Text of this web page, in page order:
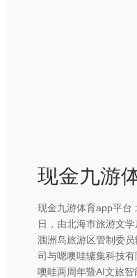
现金九游体育app平台
日，由北海市旅游文
涠洲岛旅游区管制委
司与嗯噢哇辘集科技有
噢哇两周年暨AI文旅智